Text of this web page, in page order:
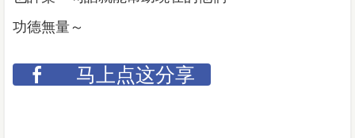
功德無量～
马上点这分享